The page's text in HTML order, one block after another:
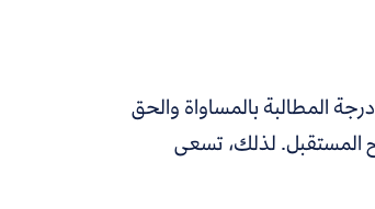
المطالبة بالمساواة والحق
المستقبل. لذلك، تسعى